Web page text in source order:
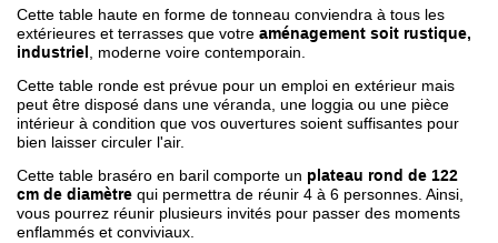
Cette table haute en forme de tonneau conviendra à tous les
extérieures et terrasses que votre aménagement soit rustique,
industriel , moderne voire contemporain.
Cette table ronde est prévue pour un emploi en extérieur mais
peut être disposé dans une véranda, une loggia ou une pièce
intérieur à condition que vos ouvertures soient suffisantes pour
bien laisser circuler l'air.
Cette table braséro en baril comporte un plateau rond de 122
cm de diamètre qui permettra de réunir 4 à 6 personnes. Ainsi,
vous pourrez réunir plusieurs invités pour passer des moments
enflammés et conviviaux.